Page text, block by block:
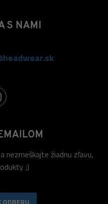
S NAMI
nezmeškajte žiadnu zľavu,
;)
ODBERU